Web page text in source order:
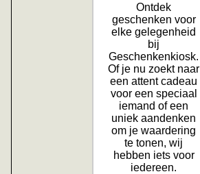
Ontdek
geschenken voor
elke gelegenheid
bij
Geschenkenkiosk.
Of je nu zoekt naar
een attent cadeau
voor een speciaal
iemand of een
uniek aandenken
om je waardering
te tonen, wij
hebben iets voor
iedereen.